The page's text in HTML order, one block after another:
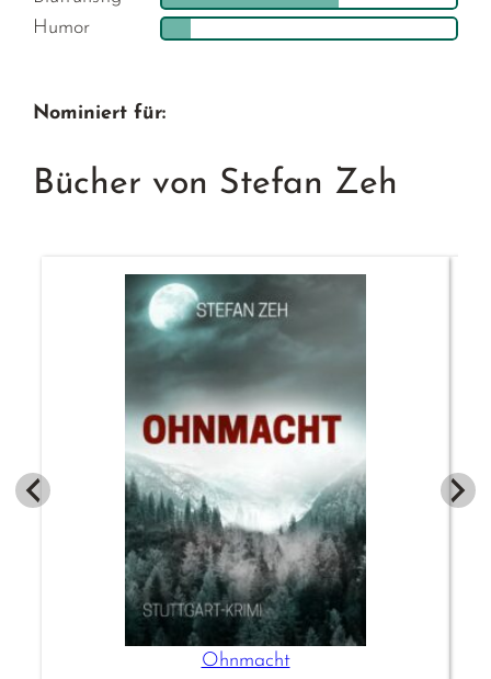
Humor
Nominiert für:
Bücher von Stefan Zeh
Ohnmacht